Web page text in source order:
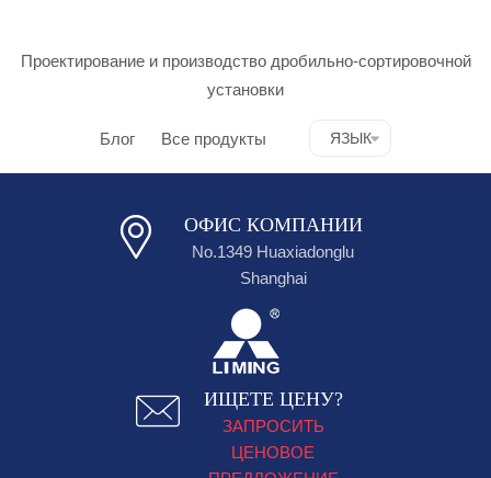
Проектирование и производство дробильно-сортировочной
установки
Блог Все продукты ЯЗЫК
ОФИС КОМПАНИИ
No.1349 Huaxiadonglu
Shanghai
ИЩЕТЕ ЦЕНУ?
ЗАПРОСИТЬ
ЦЕНОВОЕ